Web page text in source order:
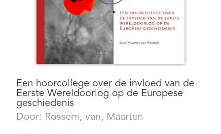
Een hoorcollege over de invloed van de
Eerste Wereldoorlog op de Europese
geschiedenis
Door: Rossem, van, Maarten